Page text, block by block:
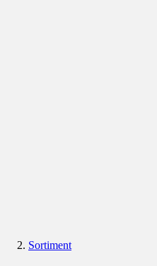
Sortiment